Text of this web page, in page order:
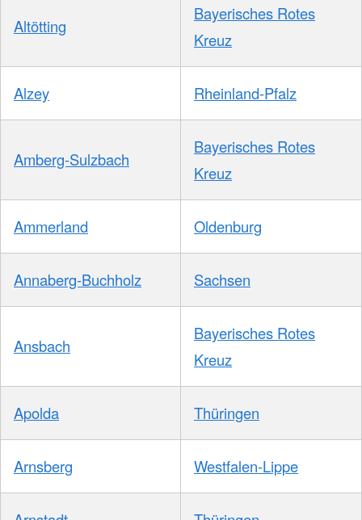
Altötting
Bayerisches Rotes
Kreuz
Alzey Rheinland-Pfalz
Amberg-Sulzbach
Bayerisches Rotes
Kreuz
Ammerland Oldenburg
Annaberg-Buchholz Sachsen
Ansbach
Bayerisches Rotes
Kreuz
Apolda Thüringen
Arnsberg Westfalen-Lippe